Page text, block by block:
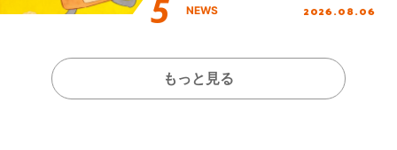
NEWS 2026.08.06
もっと見る